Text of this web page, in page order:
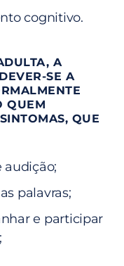
cognitivo.
A
SE A
QUEM
QUE
palavras;
e participar